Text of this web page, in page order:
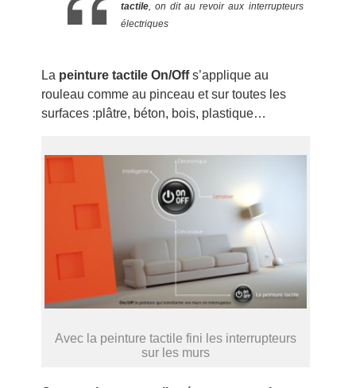
tactile, on dit au revoir aux interrupteurs
électriques
La peinture tactile On/Offs’applique au
rouleau comme au pinceau et sur toutes les
surfaces :plâtre, béton, bois, plastique…
Avec la peinture tactile fini les interrupteurs
sur les murs